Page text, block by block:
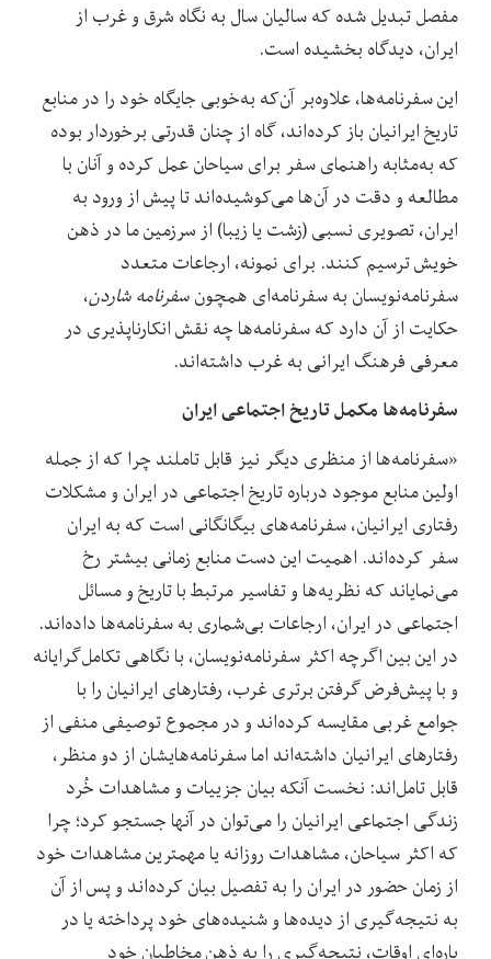
مفصل تبدیل شده که سالیان سال به نگاه شرق و غرب از
ایران، دیدگاه بخشیده است.
این سفرنامه‌‌ها،‌‌ علاوه‌‌بر آن‌‌که به‌‌خوبی جایگاه خود را در منابع
تاریخ ایرانیان باز کرده‌‌اند، گاه از چنان قدرتی برخوردار بوده‌‌
که به‌‌مثابه راهنمای سفر برای سیاحان عمل کرده‌‌ و آنان با
مطالعه و دقت در آن‌‌ها می‌‌کوشیده‌‌اند تا پیش از ورود به
ایران،‌‌ تصویری نسبی (زشت یا زیبا) از سرزمین ما در ذهن
خویش ترسیم کنند. برای نمونه،‌‌ ارجاعات متعدد
سفرنامه‌‌نویسان به سفرنامه‌‌ای همچونسفرنامه شاردن،‌‌
حکایت از آن دارد که سفرنامه‌‌ها چه نقش انکارناپذیری در
معرفی فرهنگ ایرانی به غرب داشته‌‌اند.
سفرنامه‌ها مکمل‌ تاریخ اجتماعی ایران
«سفرنامه‌ها از منظری دیگر نیز قابل تاملند چرا که از جمله
اولین منابع موجود درباره تاریخ اجتماعی در ایران و مشکلات
رفتاری ایرانیان، سفرنامه‌های بیگانگانی است که به ایران
سفر کرده‌اند. اهمیت این دست منابع زمانی بیشتر رخ
می‌نمایاند که نظریه‌ها و تفاسیر مرتبط با تاریخ و مسائل
اجتماعی در ایران، ارجاعات بی‌شماری به سفرنامه‌ها داده‌اند.
در این بین اگرچه اکثر سفرنامه‌نویسان، با نگاهی تکامل‌گرایانه
و با پیش‌فرض گرفتن برتری غرب، رفتارهای ایرانیان را با
جوامع غربی مقایسه کرده‌اند و در مجموع توصیفی منفی از
رفتارهای ایرانیان داشته‌اند اما سفرنامه‌هایشان از دو منظر،
قابل تامل‌اند: نخست آنکه بیان جزییات و مشاهدات خُرد
زندگی اجتماعی ایرانیان را می‌توان در آنها جستجو کرد؛ چرا
که اکثر سیاحان، مشاهدات روزانه یا مهمترین مشاهدات خود
از زمان حضور در ایران را به تفصیل بیان کرده‌اند و پس از آن
به نتیجه‌گیری از دیده‌ها و شنیده‌های خود پرداخته یا در
پاره‌ای اوقات، نتیجه‌گیری را به ذهن مخاطبان خود